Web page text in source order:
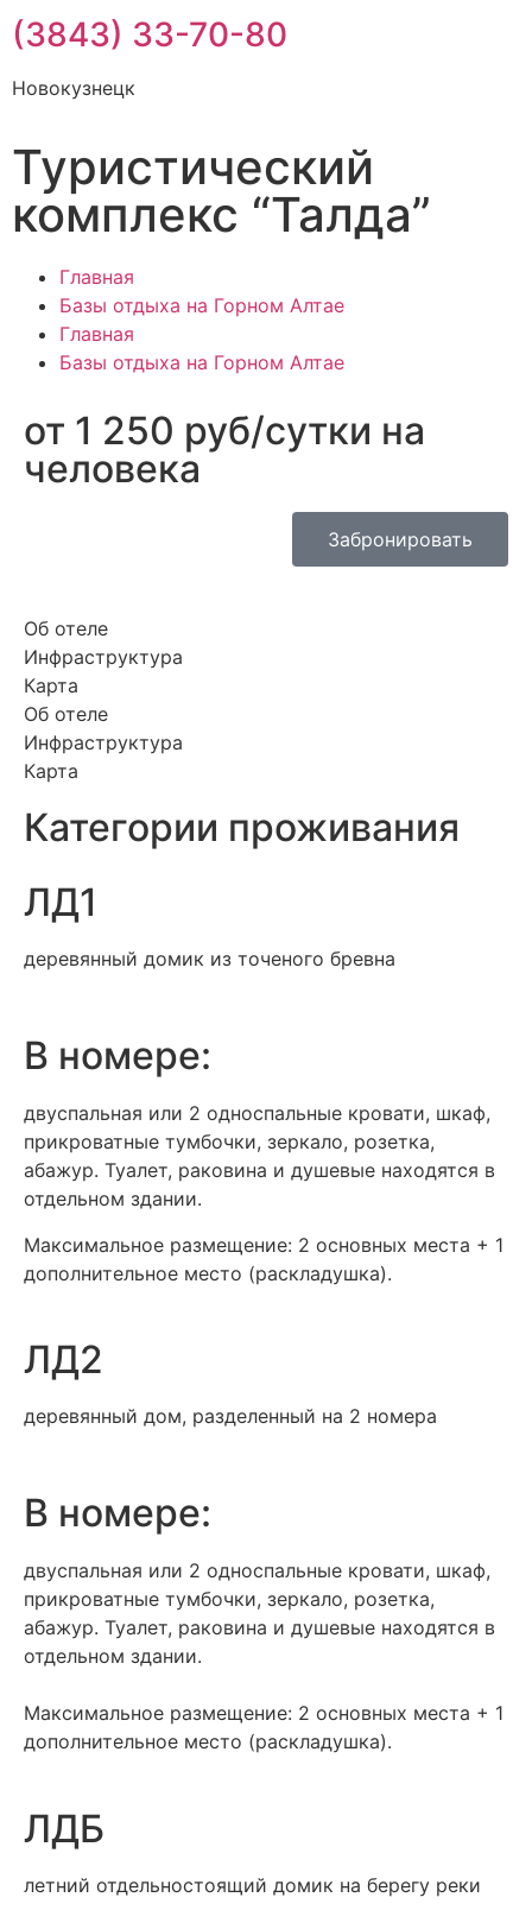
(3843) 33-70-80
Новокузнецк
Туристический
комплекс “Талда”
Главная
Базы отдыха на Горном Алтае
Главная
Базы отдыха на Горном Алтае
от 1 250 руб/сутки на
человека
Забронировать
Об отеле
Инфраструктура
Карта
Об отеле
Инфраструктура
Карта
Категории проживания
ЛД1
деревянный домик из точеного бревна
В номере:
двуспальная или 2 односпальные кровати, шкаф,
прикроватные тумбочки, зеркало, розетка,
абажур. Туалет, раковина и душевые находятся в
отдельном здании.
Максимальное размещение: 2 основных места + 1
дополнительное место (раскладушка).
ЛД2
деревянный дом, разделенный на 2 номера
В номере:
двуспальная или 2 односпальные кровати, шкаф,
прикроватные тумбочки, зеркало, розетка,
абажур. Туалет, раковина и душевые находятся в
отдельном здании.
Максимальное размещение: 2 основных места + 1
дополнительное место (раскладушка).
ЛДБ
летний отдельностоящий домик на берегу реки